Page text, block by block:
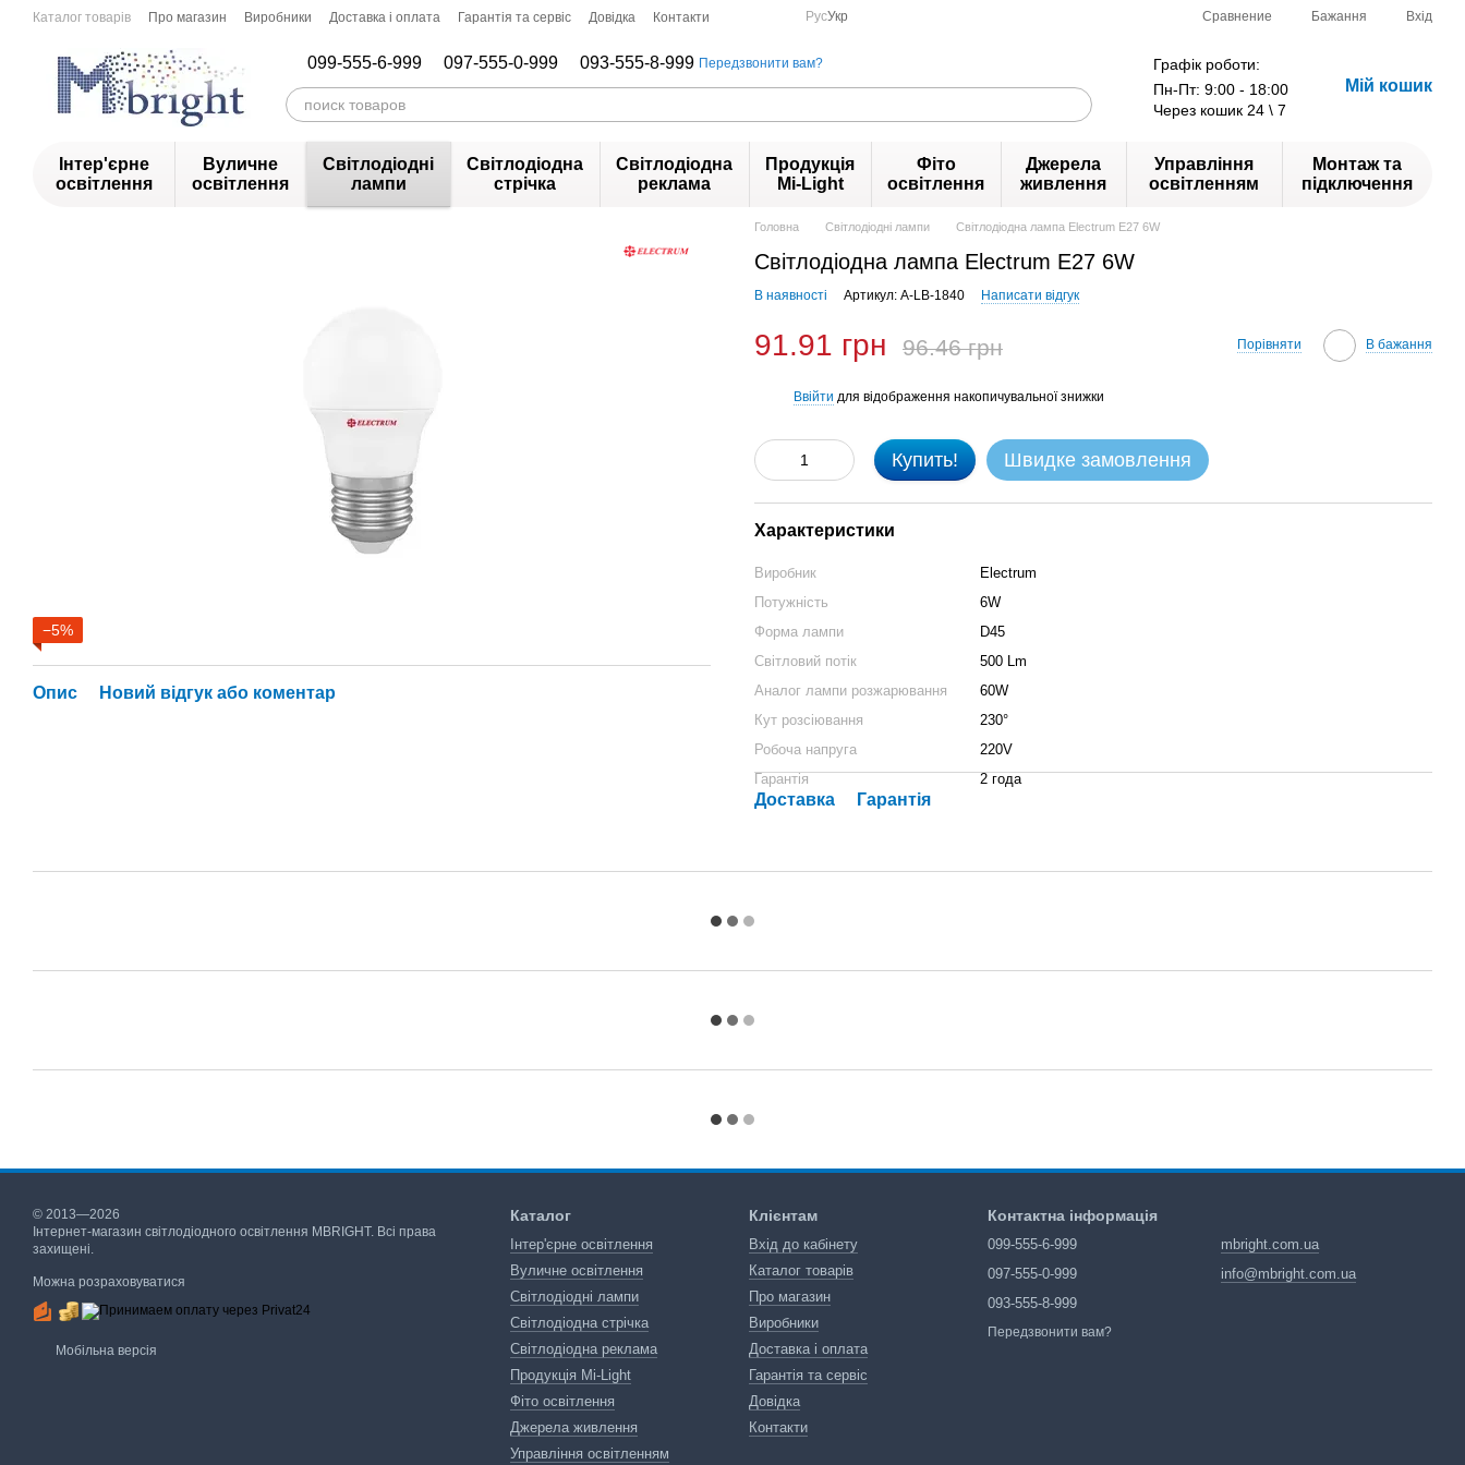
Перейти до основного контенту
Каталог товарів Про магазин Виробники Доставка і оплата Гарантія та сервіс Довідка Контакти РусУкр Сравнение Бажання Вхід
099-555-6-999 097-555-0-999 093-555-8-999 Передзвонити вам?
Графік роботи:
Пн-Пт: 9:00 - 18:00
Через кошик 24 \ 7
Мій кошик
Інтер'єрне
освітлення
Вуличне
освітлення
Світлодіодні
лампи
Світлодіодна
стрічка
Світлодіодна
реклама
Продукція
Mi-Light
Фіто
освітлення
Джерела
живлення
Управління
освітленням
Монтаж та
підключення
−5%
Опис Новий відгук або коментар
Головна Світлодіодні лампи Світлодіодна лампа Electrum E27 6W
Світлодіодна лампа Electrum E27 6W
В наявності Артикул: A-LB-1840 Написати відгук
91.91 грн 96.46 грн Порівняти В бажання
Ввійти для відображення накопичувальної знижки
Купить! Швидке замовлення
Характеристики
Виробник
Electrum
Потужність
6W
Форма лампи
D45
Світловий потік
500 Lm
Аналог лампи розжарювання
60W
Кут розсіювання
230°
Робоча напруга
220V
Гарантія
2 года
Доставка Гарантія
© 2013—2026
Інтернет-магазин світлодіодного освітлення MBRIGHT. Всі права
захищені.
Можна розраховуватися
Мобільна версія
Каталог
Інтер'єрне освітлення
Вуличне освітлення
Світлодіодні лампи
Світлодіодна стрічка
Світлодіодна реклама
Продукція Mi-Light
Фіто освітлення
Джерела живлення
Управління освітленням
Клієнтам
Вхід до кабінету
Каталог товарів
Про магазин
Виробники
Доставка і оплата
Гарантія та сервіс
Довідка
Контакти
Контактна інформація
099-555-6-999
097-555-0-999
093-555-8-999
Передзвонити вам?
mbright.com.ua
info@mbright.com.ua